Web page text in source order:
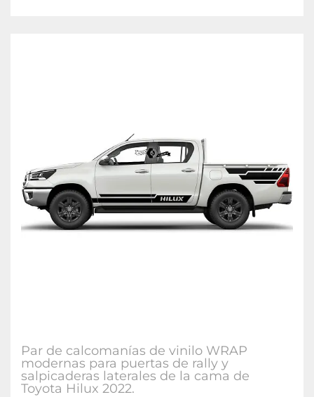
Par de calcomanías de vinilo WRAP
modernas para puertas de rally y
salpicaderas laterales de la cama de
Toyota Hilux 2022.